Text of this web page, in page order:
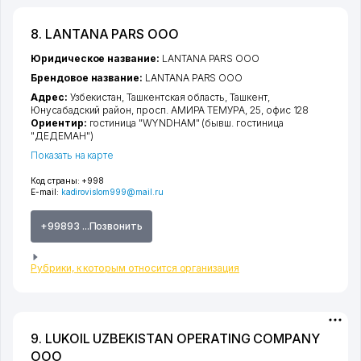
8. LANTANA PARS ООО
Код страны: +998
E-mail: kadirovislom999@mail.ru
+99893 ...Позвонить
Рубрики, к которым относится организация
Юридическое название: LANTANA PARS ООО
Брендовое название: LANTANA PARS ООО
Адрес: Узбекистан,Ташкентская область ,Ташкент,
Юнусабадский район просп. АМИРА ТЕМУРА , 25, офис 128
Ориентир: гостиница "WYNDHAM" (бывш. гостиница
"ДЕДЕМАН")
Показать на карте
9. LUKOIL UZBEKISTAN OPERATING COMPANY
ООО